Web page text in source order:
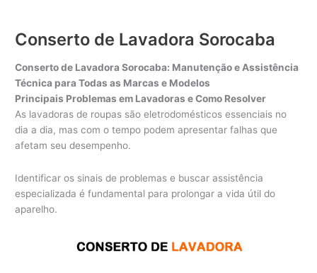
Conserto de Lavadora Sorocaba
Conserto de Lavadora Sorocaba: Manutenção e Assistência
Técnica para Todas as Marcas e Modelos
Principais Problemas em Lavadoras e Como Resolver
As lavadoras de roupas são eletrodomésticos essenciais no
dia a dia, mas com o tempo podem apresentar falhas que
afetam seu desempenho.
Identificar os sinais de problemas e buscar assistência
especializada é fundamental para prolongar a vida útil do
aparelho.